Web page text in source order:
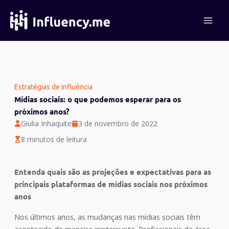
para
conteúdo
Estratégias de Influência
Mídias sociais: o que podemos esperar para os
próximos anos?
Giulia Inhaquite
3 de novembro de 2022
8 minutos de leitura
Entenda quais são as projeções e expectativas para as
principais plataformas de mídias sociais nos próximos
anos
Nos últimos anos, as mudanças nas mídias sociais têm